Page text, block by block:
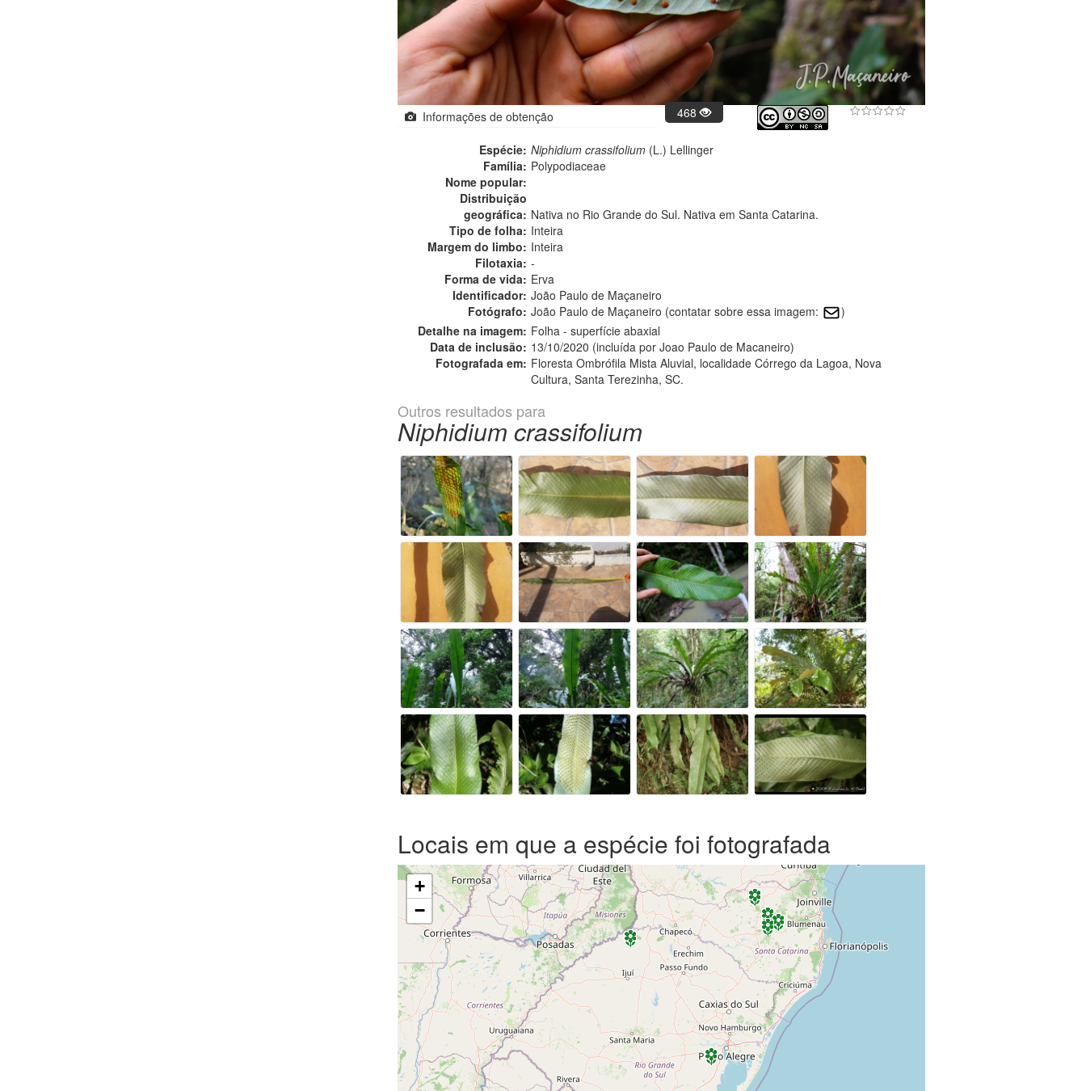
Informações de obtenção 468
Espécie: Niphidium crassifolium (L.) Lellinger
Família: Polypodiaceae
Nome popular:
Distribuição
geográfica: Nativa no Rio Grande do Sul. Nativa em Santa Catarina.
Tipo de folha: Inteira
Margem do limbo: Inteira
Filotaxia: -
Forma de vida: Erva
Identificador: João Paulo de Maçaneiro
Fotógrafo: João Paulo de Maçaneiro (contatar sobre essa imagem:
)
Detalhe na imagem: Folha - superfície abaxial
Data de inclusão: 13/10/2020 (incluída por Joao Paulo de Macaneiro)
Fotografada em: Floresta Ombrófila Mista Aluvial, localidade Córrego da Lagoa, Nova
Cultura, Santa Terezinha, SC.
Outros resultados para
Niphidium crassifolium
Locais em que a espécie foi fotografada
+
−